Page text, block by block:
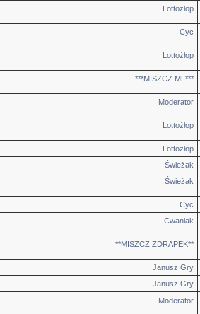
Lottożłop
Cyc
Lottożłop
***MISZCZ ML***
Moderator
Lottożłop
Lottożłop
Świeżak
Świeżak
Cyc
Cwaniak
**MISZCZ ZDRAPEK**
Janusz Gry
Janusz Gry
Moderator